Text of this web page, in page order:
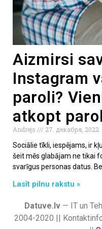
Aizmirsi
Instagram
paroli?
atkopt
Andrejs
27. декабря, 2022
Sociālie tīkli, iespējams, ir
šeit mēs glabājam ne tikai
svarīgus personas datus.
Lasīt pilnu rakstu »
Datuve.lv— IT un
2004-2020 ||